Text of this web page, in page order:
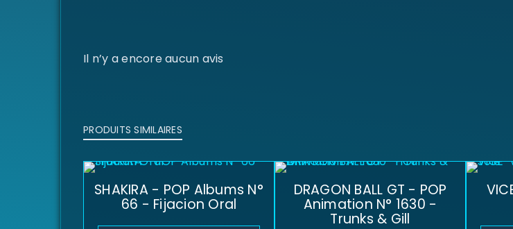
Il n’y a encore aucun avis
PRODUITS SIMILAIRES
SHAKIRA - POP Albums N°
66 - Fijacion Oral
DRAGON BALL GT - POP
Animation N° 1630 -
Trunks & Gill